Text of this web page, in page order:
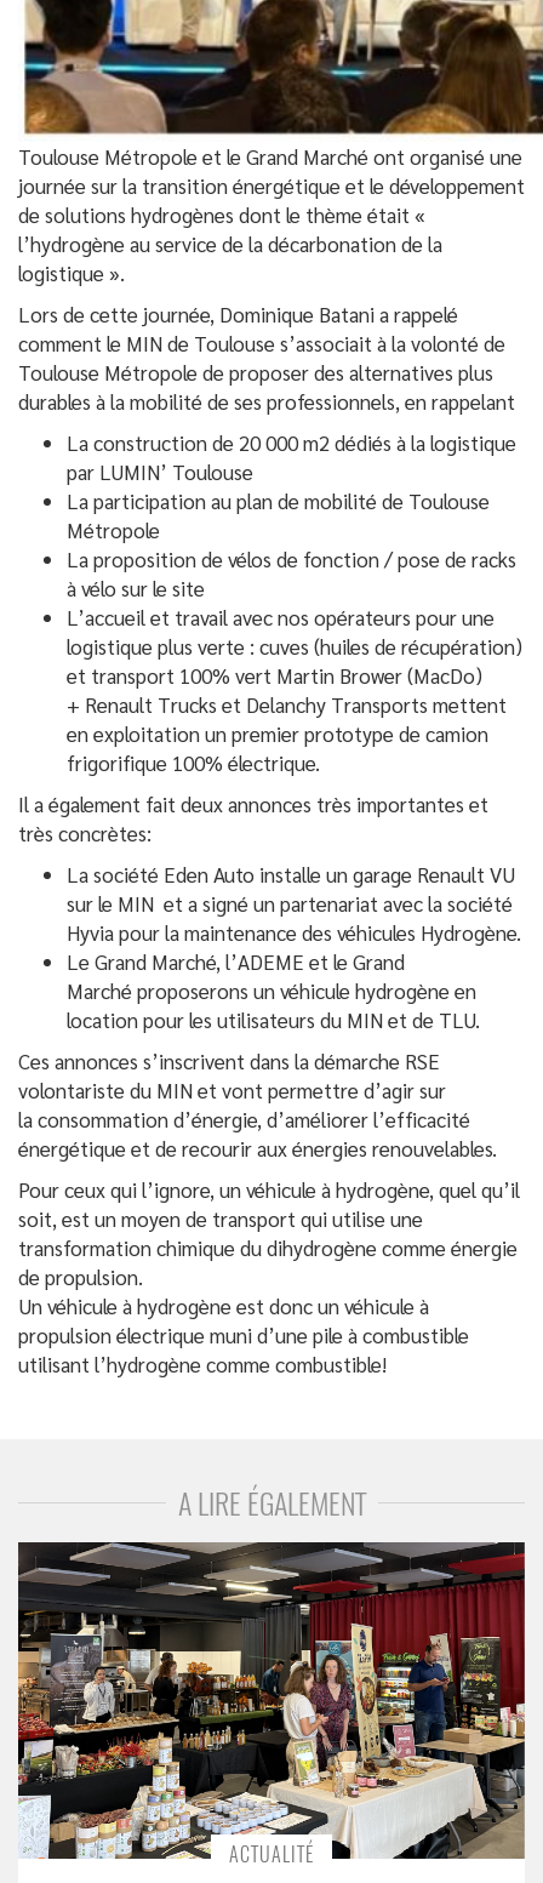
Toulouse Métropole et le Grand Marché ont organisé une
journée sur la transition énergétique et le développement
de solutions hydrogènes dont le thème était «
l’hydrogène au service de la décarbonation de la
logistique ».
Lors de cette journée, Dominique Batani a rappelé
comment le MIN de Toulouse s’associait à la volonté de
Toulouse Métropole de proposer des alternatives plus
durables à la mobilité de ses professionnels, en rappelant
La construction de 20 000 m2 dédiés à la logistique
par LUMIN’ Toulouse
La participation au plan de mobilité de Toulouse
Métropole
La proposition de vélos de fonction / pose de racks
à vélo sur le site
L’accueil et travail avec nos opérateurs pour une
logistique plus verte : cuves (huiles de récupération)
et transport 100% vert Martin Brower (MacDo)
+ Renault Trucks et Delanchy Transports mettent
en exploitation un premier prototype de camion
frigorifique 100% électrique.
Il a également fait deux annonces très importantes et
très concrètes:
La société Eden Auto installe un garage Renault VU
sur le MIN et a signé un partenariat avec la société
Hyvia pour la maintenance des véhicules Hydrogène.
Le Grand Marché, l’ADEME et le Grand
Marché proposerons un véhicule hydrogène en
location pour les utilisateurs du MIN et de TLU.
Ces annonces s’inscrivent dans la démarche RSE
volontariste du MIN et vont permettre d’agir sur
la consommation d’énergie, d’améliorer l’efficacité
énergétique et de recourir aux énergies renouvelables.
Pour ceux qui l’ignore, un véhicule à hydrogène, quel qu’il
soit, est un moyen de transport qui utilise une
transformation chimique du dihydrogène comme énergie
de propulsion.
Un véhicule à hydrogène est donc un véhicule à
propulsion électrique muni d’une pile à combustible
utilisant l’hydrogène comme combustible!
A LIRE ÉGALEMENT
ACTUALITÉ